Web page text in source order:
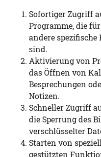
Sofortiger Zugriff
Programme, die
andere
sind.
Aktivierung von
das Öffnen von
Besprechungen
Notizen.
Schneller Zugriff
die Sperrung des
verschlüsselter
Starten von
gestützten